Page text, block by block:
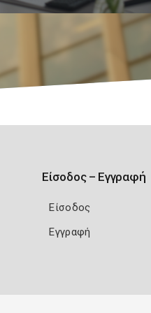
Είσοδος – Εγγραφή
Είσοδος
Εγγραφή